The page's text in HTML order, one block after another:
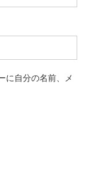
に自分の名前、メ